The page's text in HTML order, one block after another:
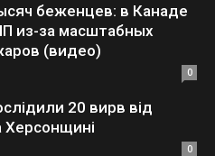
беженцев: в Канаде
из-за масштабных
(видео)
0
20 вирв від
Херсонщині
0